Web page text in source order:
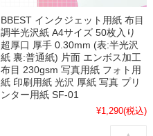
BBEST インクジェット用紙 布目
調半光沢紙 A4サイズ 50枚入り
超厚口 厚手 0.30mm (表:半光沢
紙 裏:普通紙) 片面 エンボス加工
布目 230gsm 写真用紙 フォト用
紙 印刷用紙 光沢 厚紙 写真 プリ
ンター用紙 SF-01
¥1,290(税込)